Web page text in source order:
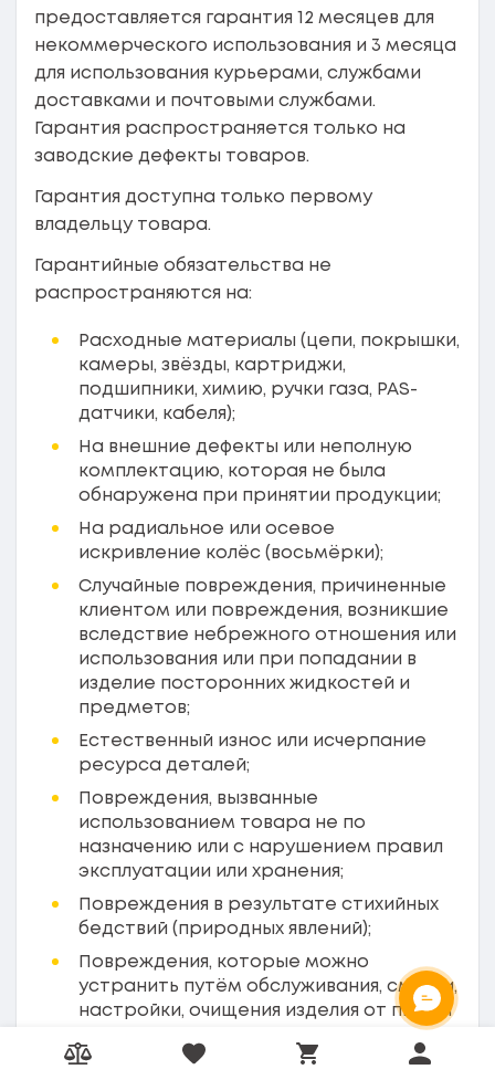
Сравнение товаровИзбранные товарыКорзина товаровЛичный
предоставляется гарантия 12 месяцев для
некоммерческого использования и 3 месяца
для использования курьерами, службами
доставками и почтовыми службами.
Гарантия распространяется только на
заводские дефекты товаров.
Гарантия доступна только первому
владельцу товара.
Гарантийные обязательства не
распространяются на:
Расходные материалы (цепи, покрышки,
камеры, звёзды, картриджи,
подшипники, химию, ручки газа, PAS-
датчики, кабеля);
На внешние дефекты или неполную
комплектацию, которая не была
обнаружена при принятии продукции;
На радиальное или осевое
искривление колёс (восьмёрки);
Случайные повреждения, причиненные
клиентом или повреждения, возникшие
вследствие небрежного отношения или
использования или при попадании в
изделие посторонних жидкостей и
предметов;
Естественный износ или исчерпание
ресурса деталей;
Повреждения, вызванные
использованием товара не по
назначению или с нарушением правил
эксплуатации или хранения;
Повреждения в результате стихийных
бедствий (природных явлений);
Повреждения, которые можно
устранить путём обслуживания, смазки,
настройки, очищения изделия от пыли и
Повреждения, которые возникли в
ОНЛАЙН ЧАТ